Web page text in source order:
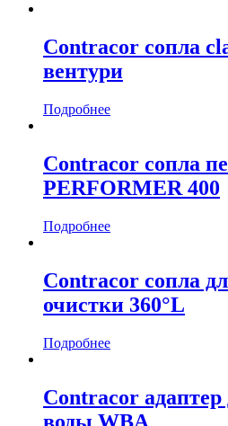
Contracor сопла
вентури
Подробнее
Contracor сопла
PERFORMER 400
Подробнее
Contracor сопла
очистки 360°L
Подробнее
Contracor
воды WBA